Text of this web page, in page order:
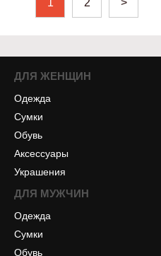
1 2 >
ДЛЯ ЖЕНЩИН
Одежда
Сумки
Обувь
Аксессуары
Украшения
ДЛЯ МУЖЧИН
Одежда
Сумки
Обувь